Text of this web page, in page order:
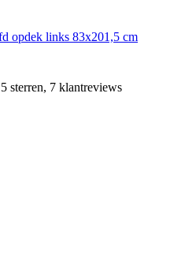
opdek links 83x201,5 cm
sterren, 7 klantreviews